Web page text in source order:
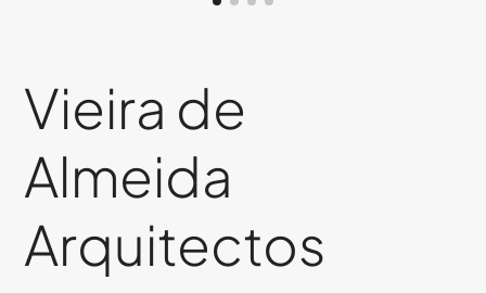
Vieira de
Almeida
Arquitectos